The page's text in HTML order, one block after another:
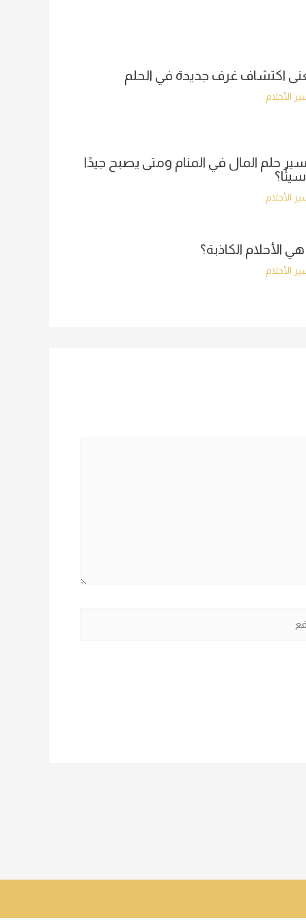
اكتشاف غرف جديدة في الحلم
الأحلام
حلم المال في المنام ومتى يصبح جيدًا
الأحلام
الأحلام الكاذبة؟
الأحلام